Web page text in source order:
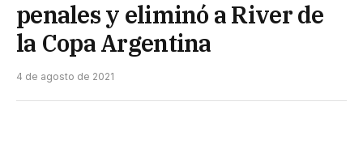
penales y eliminó a River de
la Copa Argentina
4 de agosto de 2021